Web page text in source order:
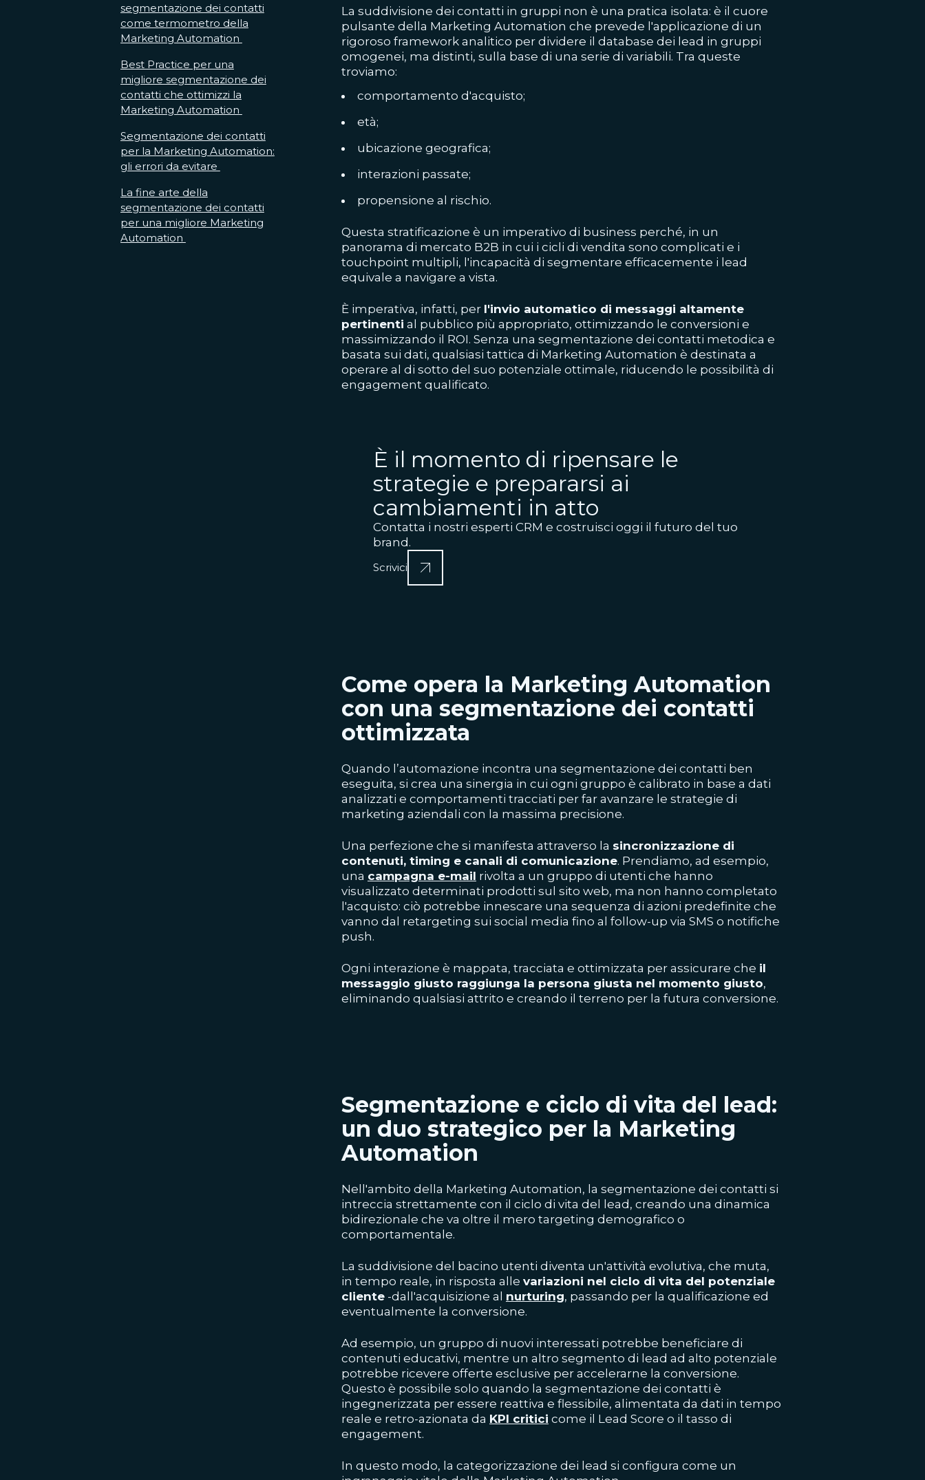
segmentazione dei contatti
come termometro della
Marketing Automation
Best Practice per una
migliore segmentazione dei
contatti che ottimizzi la
Marketing Automation
Segmentazione dei contatti
per la Marketing Automation:
gli errori da evitare
La fine arte della
segmentazione dei contatti
per una migliore Marketing
Automation
La suddivisione dei contatti in gruppi non è una pratica isolata: è il cuore
pulsante della Marketing Automation che prevede l'applicazione di un
rigoroso framework analitico per dividere il database dei lead in gruppi
omogenei, ma distinti, sulla base di una serie di variabili. Tra queste
troviamo:
comportamento d'acquisto;
età;
ubicazione geografica;
interazioni passate;
propensione al rischio.
Questa stratificazione è un imperativo di business perché, in un
panorama di mercato B2B in cui i cicli di vendita sono complicati e i
touchpoint multipli, l'incapacità di segmentare efficacemente i lead
equivale a navigare a vista.
È imperativa, infatti, per l'invio automatico di messaggi altamente
pertinenti al pubblico più appropriato, ottimizzando le conversioni e
massimizzando il ROI. Senza una segmentazione dei contatti metodica e
basata sui dati, qualsiasi tattica di Marketing Automation è destinata a
operare al di sotto del suo potenziale ottimale, riducendo le possibilità di
engagement qualificato.
È il momento di ripensare le
strategie e prepararsi ai
cambiamenti in atto
Contatta i nostri esperti CRM e costruisci oggi il futuro del tuo
brand.
Scrivici
Come opera la Marketing Automation
con una segmentazione dei contatti
ottimizzata
Quando l’automazione incontra una segmentazione dei contatti ben
eseguita, si crea una sinergia in cui ogni gruppo è calibrato in base a dati
analizzati e comportamenti tracciati per far avanzare le strategie di
marketing aziendali con la massima precisione.
Una perfezione che si manifesta attraverso la sincronizzazione di
contenuti, timing e canali di comunicazione. Prendiamo, ad esempio,
una campagna e-mail rivolta a un gruppo di utenti che hanno
visualizzato determinati prodotti sul sito web, ma non hanno completato
l'acquisto: ciò potrebbe innescare una sequenza di azioni predefinite che
vanno dal retargeting sui social media fino al follow-up via SMS o notifiche
push.
Ogni interazione è mappata, tracciata e ottimizzata per assicurare che il
messaggio giusto raggiunga la persona giusta nel momento giusto,
eliminando qualsiasi attrito e creando il terreno per la futura conversione.
Segmentazione e ciclo di vita del lead:
un duo strategico per la Marketing
Automation
Nell'ambito della Marketing Automation, la segmentazione dei contatti si
intreccia strettamente con il ciclo di vita del lead, creando una dinamica
bidirezionale che va oltre il mero targeting demografico o
comportamentale.
La suddivisione del bacino utenti diventa un'attività evolutiva, che muta,
in tempo reale, in risposta alle variazioni nel ciclo di vita del potenziale
cliente -dall'acquisizione al nurturing, passando per la qualificazione ed
eventualmente la conversione.
Ad esempio, un gruppo di nuovi interessati potrebbe beneficiare di
contenuti educativi, mentre un altro segmento di lead ad alto potenziale
potrebbe ricevere offerte esclusive per accelerarne la conversione.
Questo è possibile solo quando la segmentazione dei contatti è
ingegnerizzata per essere reattiva e flessibile, alimentata da dati in tempo
reale e retro-azionata da KPI critici come il Lead Score o il tasso di
engagement.
In questo modo, la categorizzazione dei lead si configura come un